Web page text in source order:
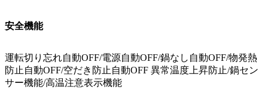
安全機能
運転切り忘れ自動OFF/電源自動OFF/鍋なし自動OFF/物発熱
防止自動OFF/空だき防止自動OFF 異常温度上昇防止/鍋セン
サー機能/高温注意表示機能